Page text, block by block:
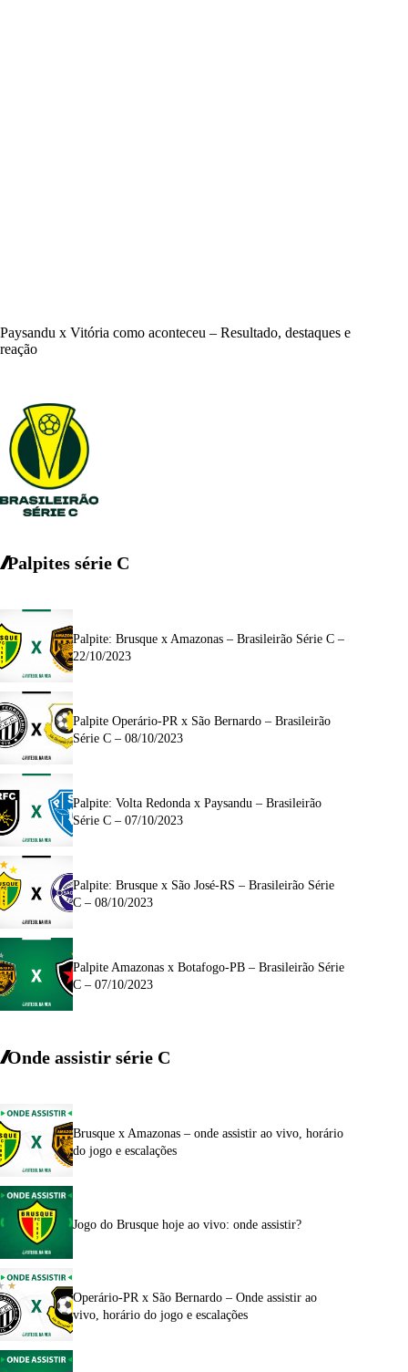
Paysandu x Vitória como aconteceu – Resultado, destaques e
reação
Palpites série C
Palpite: Brusque x Amazonas – Brasileirão Série C –
22/10/2023
Palpite Operário-PR x São Bernardo – Brasileirão
Série C – 08/10/2023
Palpite: Volta Redonda x Paysandu – Brasileirão
Série C – 07/10/2023
Palpite: Brusque x São José-RS – Brasileirão Série
C – 08/10/2023
Palpite Amazonas x Botafogo-PB – Brasileirão Série
C – 07/10/2023
Onde assistir série C
Brusque x Amazonas – onde assistir ao vivo, horário
do jogo e escalações
Jogo do Brusque hoje ao vivo: onde assistir?
Operário-PR x São Bernardo – Onde assistir ao
vivo, horário do jogo e escalações